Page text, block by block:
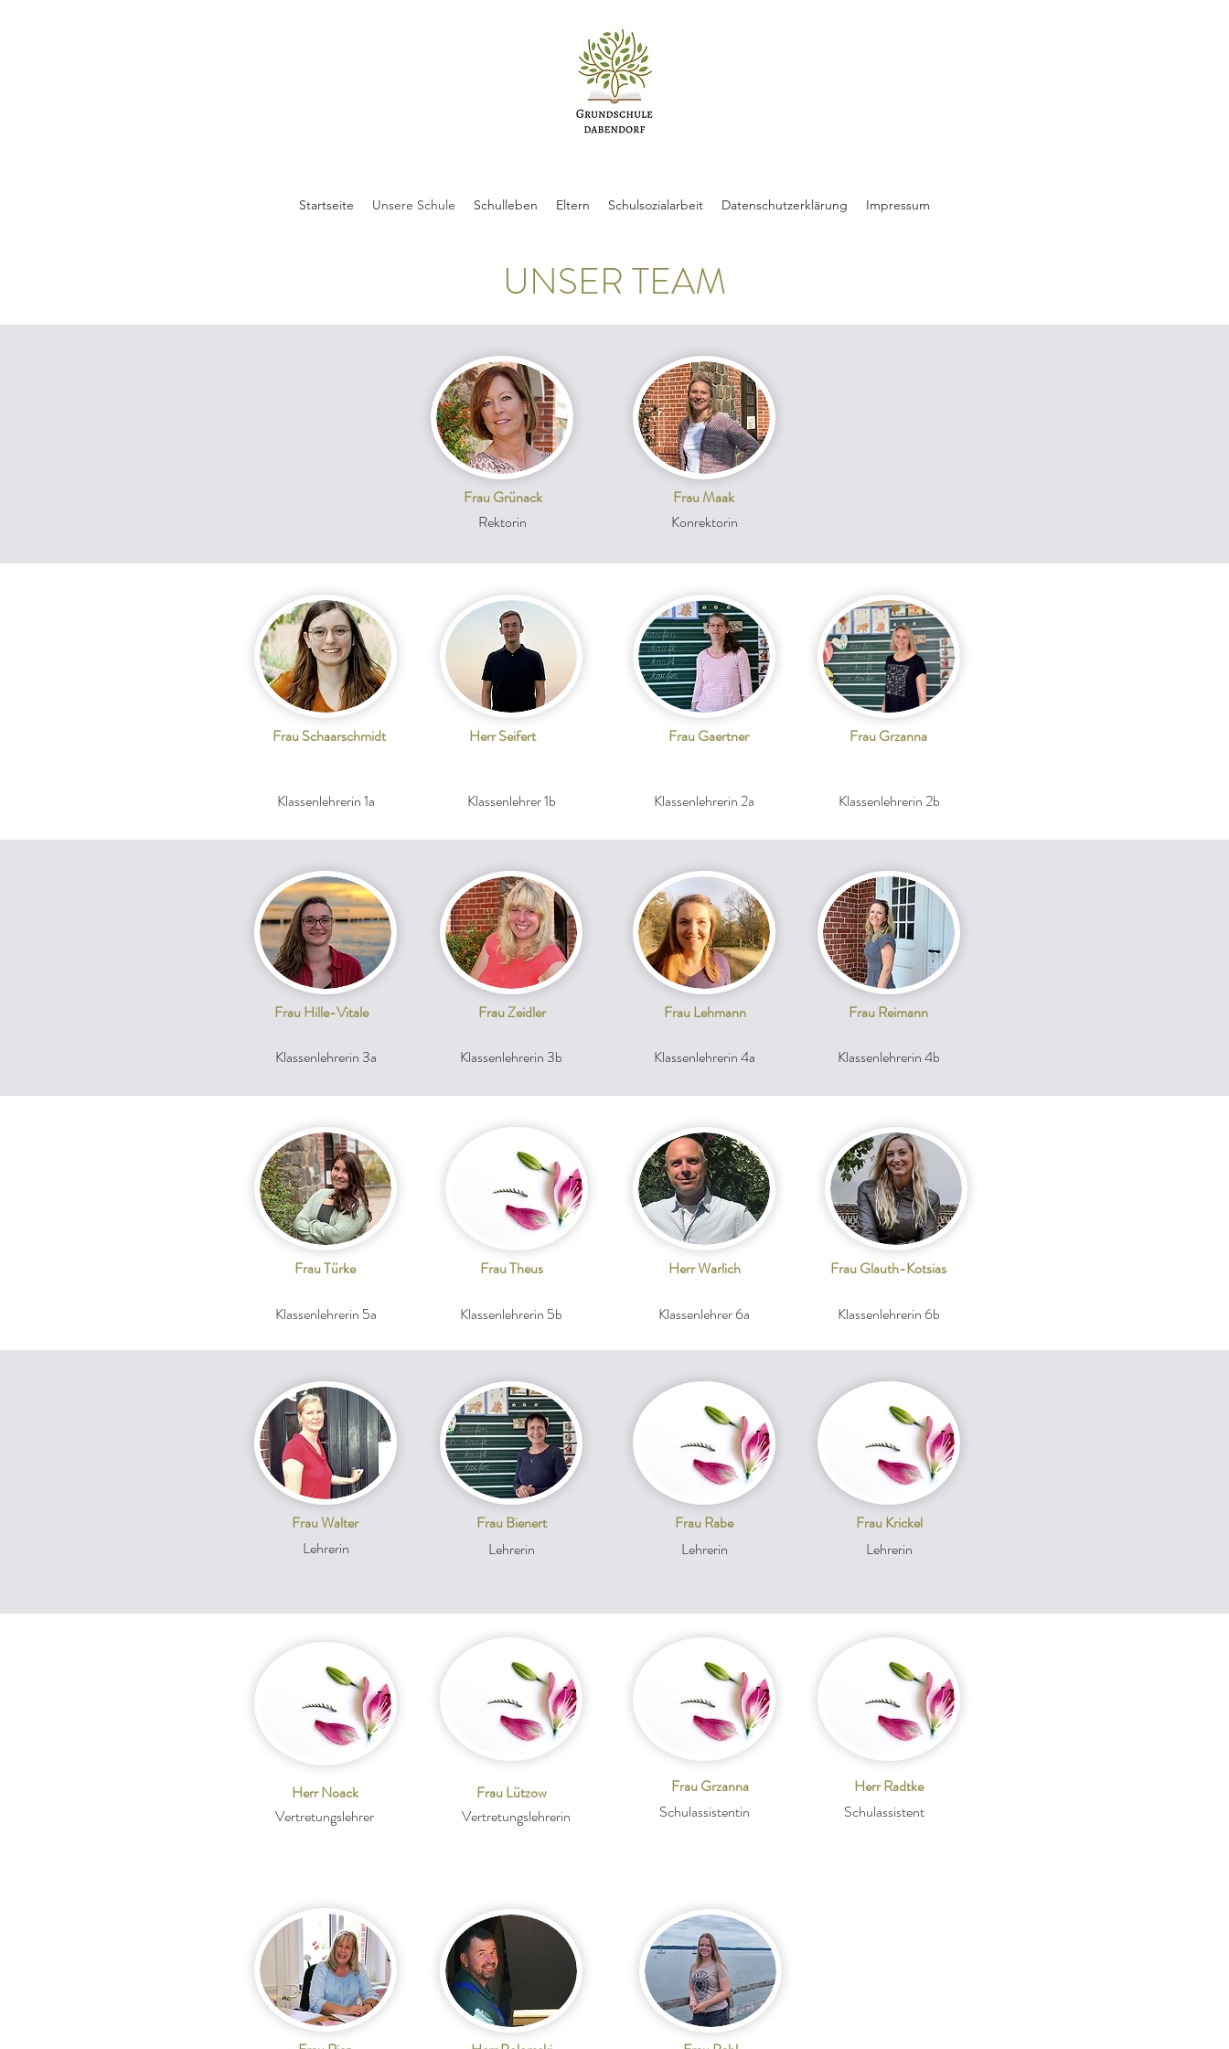
Startseite Unsere Schule Schulleben Eltern Schulsozialarbeit Datenschutzerklärung Impressum
UNSER TEAM
Frau Grünack
Rektorin
Frau Maak
Konrektorin
Frau Schaarschmidt
Klassenlehrerin 1a
Herr Seifert
Klassenlehrer 1b
Frau Gaertner
Klassenlehrerin 2a
Frau Grzanna
Klassenlehrerin 2b
Frau Hille-Vitale
Klassenlehrerin 3a
Frau Zeidler
Klassenlehrerin 3b
Frau Lehmann
Klassenlehrerin 4a
Frau Reimann
Klassenlehrerin 4b
Frau Türke
Klassenlehrerin 5a
Frau Theus
Klassenlehrerin 5b
Herr Warlich
Klassenlehrer 6a
Frau Glauth-Kotsias
Klassenlehrerin 6b
Frau Walter
Lehrerin
Frau Bienert
Lehrerin
Frau Rabe
Lehrerin
Frau Krickel
Lehrerin
Herr Noack
Vertretungslehrer
Frau Lützow
Vertretungslehrerin
Frau Grzanna
Schulassistentin
Herr Radtke
Schulassistent